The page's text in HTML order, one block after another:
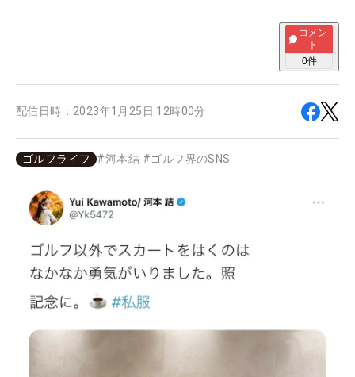
コメン
ト
0件
配信日時： 2023年1月25日 12時00分
ゴルフライフ #河本結 #ゴルフ界のSNS